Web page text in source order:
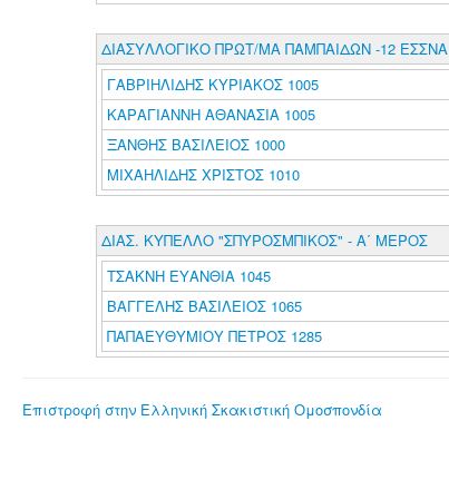
ΔΙΑΣΥΛΛΟΓΙΚΟ ΠΡΩΤ/ΜΑ ΠΑΜΠΑΙΔΩΝ -12 ΕΣΣΝΑ
ΓΑΒΡΙΗΛΙΔΗΣ ΚΥΡΙΑΚΟΣ 1005
ΚΑΡΑΓΙΑΝΝΗ ΑΘΑΝΑΣΙΑ 1005
ΞΑΝΘΗΣ ΒΑΣΙΛΕΙΟΣ 1000
ΜΙΧΑΗΛΙΔΗΣ ΧΡΙΣΤΟΣ 1010
ΔΙΑΣ. ΚΥΠΕΛΛΟ "ΣΠΥΡΟΣΜΠΙΚΟΣ" - Α΄ ΜΕΡΟΣ
ΤΣΑΚΝΗ ΕΥΑΝΘΙΑ 1045
ΒΑΓΓΕΛΗΣ ΒΑΣΙΛΕΙΟΣ 1065
ΠΑΠΑΕΥΘΥΜΙΟΥ ΠΕΤΡΟΣ 1285
Επιστροφή στην Ελληνική Σκακιστική Ομοσπονδία